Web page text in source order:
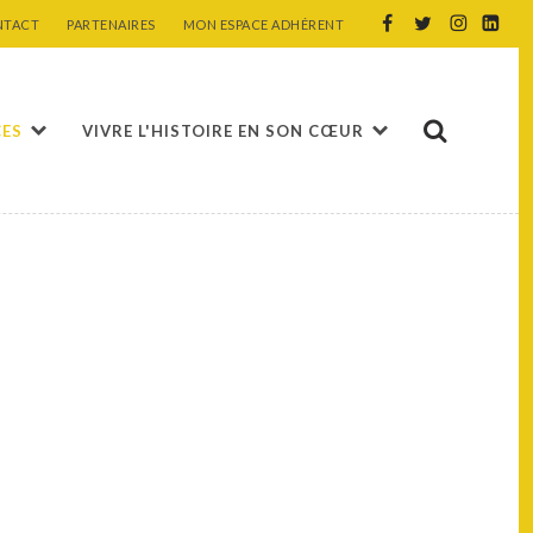
PARTENAIRES MON ESPACE ADHÉRENT
VIVRE L'HISTOIRE EN SON CŒUR